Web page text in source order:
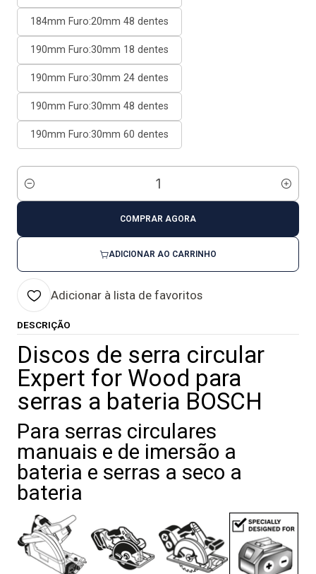
184mm Furo:20mm 48 dentes
190mm Furo:30mm 18 dentes
190mm Furo:30mm 24 dentes
190mm Furo:30mm 48 dentes
190mm Furo:30mm 60 dentes
Quantidade
ADICIONAR AO CARRINHO
COMPRAR AGORA
Adicionar à lista de favoritos
DESCRIÇÃO
Discos de serra circular
Expert for Wood para
serras a bateria BOSCH
Para serras circulares
manuais e de imersão a
bateria e serras a seco a
bateria